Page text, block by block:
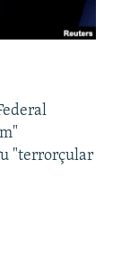
u "terrorçular